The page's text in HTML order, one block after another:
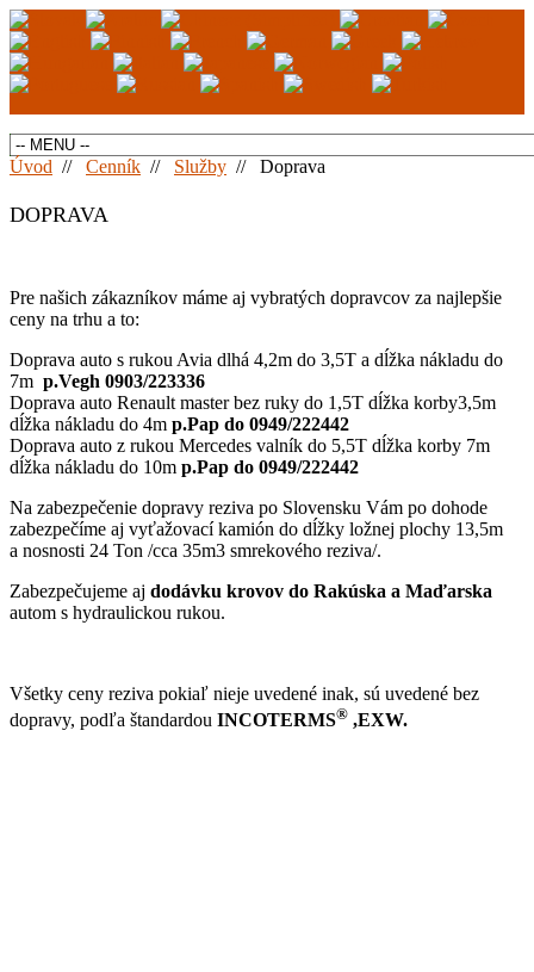
Úvod // Cenník // Služby // Doprava
DOPRAVA
Pre našich zákazníkov máme aj vybratých dopravcov za najlepšie
ceny na trhu a to:
Doprava auto s rukou Avia dlhá 4,2m do 3,5T a dĺžka nákladu do
7m p.Vegh 0903/223336
Doprava auto Renault master bez ruky do 1,5T dĺžka korby3,5m
dĺžka nákladu do 4m p.Pap do 0949/222442
Doprava auto z rukou Mercedes valník do 5,5T dĺžka korby 7m
dĺžka nákladu do 10m p.Pap do 0949/222442
Na zabezpečenie dopravy reziva po Slovensku Vám po dohode
zabezpečíme aj vyťažovací kamión do dĺžky ložnej plochy 13,5m
a nosnosti 24 Ton /cca 35m3 smrekového reziva/.
Zabezpečujeme aj dodávku krovov do Rakúska a Maďarska
autom s hydraulickou rukou.
Všetky ceny reziva pokiaľ nieje uvedené inak, sú uvedené bez
dopravy, podľa štandardou INCOTERMS® ,EXW.